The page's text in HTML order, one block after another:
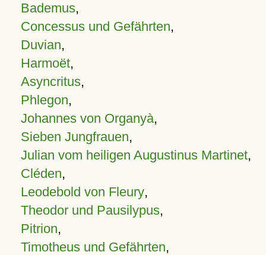
Bademus,
Concessus und Gefährten,
Duvian,
Harmoët,
Asyncritus,
Phlegon,
Johannes von Organyà,
Sieben Jungfrauen,
Julian vom heiligen Augustinus Martinet,
Cléden,
Leodebold von Fleury,
Theodor und Pausilypus,
Pitrion,
Timotheus und Gefährten,